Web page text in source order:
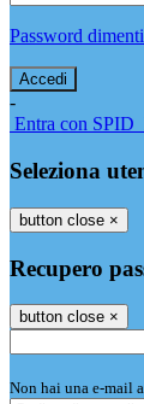
Password
-
Entra con SPID
Seleziona
button close ×
Recupero
button close ×
Non hai una e-mail